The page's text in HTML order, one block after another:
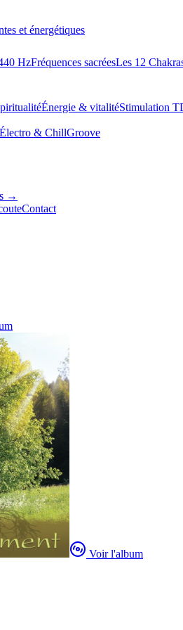
et énergétiques
HzFréquences sacréesLes 12
Énergie & vitalitéStimulation
Électro & ChillGroove
→
Contact
Voir l'album